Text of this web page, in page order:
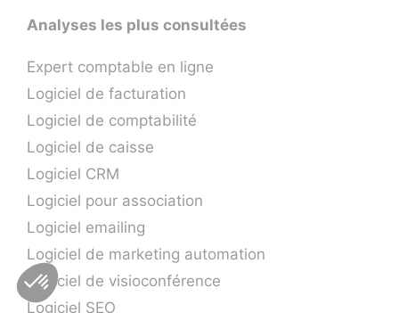
Analyses les plus consultées
Expert comptable en ligne
Logiciel de facturation
Logiciel de comptabilité
Logiciel de caisse
Logiciel CRM
Logiciel pour association
Logiciel emailing
Logiciel de marketing automation
Logiciel de visioconférence
Logiciel SEO